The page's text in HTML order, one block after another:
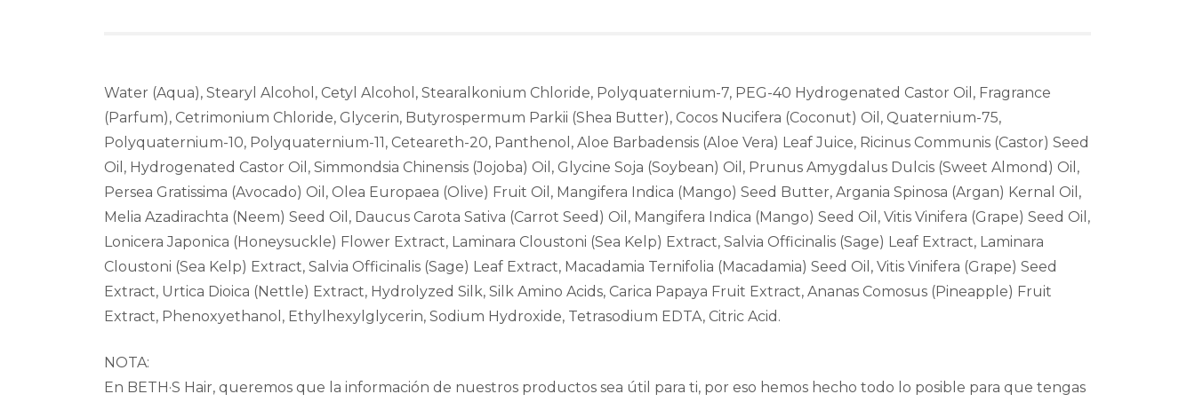
Water (Aqua), Stearyl Alcohol, Cetyl Alcohol, Stearalkonium Chloride, Polyquaternium-7, PEG-40 Hydrogenated Castor Oil, Fragrance
(Parfum), Cetrimonium Chloride, Glycerin, Butyrospermum Parkii (Shea Butter), Cocos Nucifera (Coconut) Oil, Quaternium-75,
Polyquaternium-10, Polyquaternium-11, Ceteareth-20, Panthenol, Aloe Barbadensis (Aloe Vera) Leaf Juice, Ricinus Communis (Castor) Seed
Oil, Hydrogenated Castor Oil, Simmondsia Chinensis (Jojoba) Oil, Glycine Soja (Soybean) Oil, Prunus Amygdalus Dulcis (Sweet Almond) Oil,
Persea Gratissima (Avocado) Oil, Olea Europaea (Olive) Fruit Oil, Mangifera Indica (Mango) Seed Butter, Argania Spinosa (Argan) Kernal Oil,
Melia Azadirachta (Neem) Seed Oil, Daucus Carota Sativa (Carrot Seed) Oil, Mangifera Indica (Mango) Seed Oil, Vitis Vinifera (Grape) Seed Oil,
Lonicera Japonica (Honeysuckle) Flower Extract, Laminara Cloustoni (Sea Kelp) Extract, Salvia Officinalis (Sage) Leaf Extract, Laminara
Cloustoni (Sea Kelp) Extract, Salvia Officinalis (Sage) Leaf Extract, Macadamia Ternifolia (Macadamia) Seed Oil, Vitis Vinifera (Grape) Seed
Extract, Urtica Dioica (Nettle) Extract, Hydrolyzed Silk, Silk Amino Acids, Carica Papaya Fruit Extract, Ananas Comosus (Pineapple) Fruit
Extract, Phenoxyethanol, Ethylhexylglycerin, Sodium Hydroxide, Tetrasodium EDTA, Citric Acid.
NOTA:
En BETH·S Hair, queremos que la información de nuestros productos sea útil para ti, por eso hemos hecho todo lo posible para que tengas